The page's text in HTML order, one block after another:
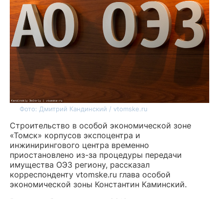
Фото: Дмитрий Кандинский / vtomske.ru
Строительство в особой экономической зоне
«Томск» корпусов экспоцентра и
инжинирингового центра временно
приостановлено из-за процедуры передачи
имущества ОЭЗ региону, рассказал
корреспонденту vtomske.ru глава особой
экономической зоны Константин Каминский.